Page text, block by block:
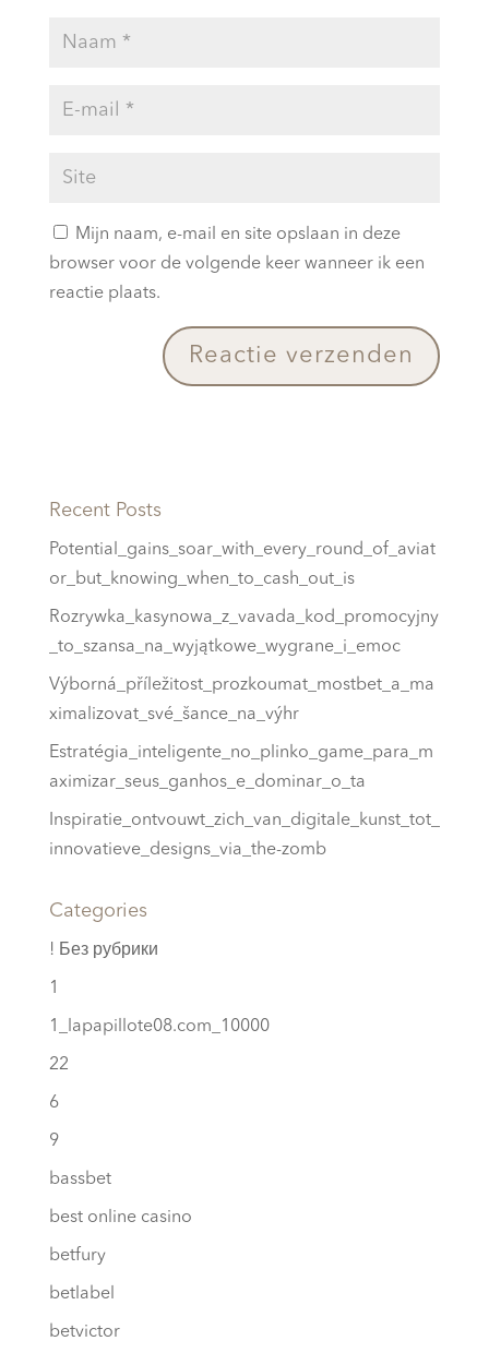
Mijn naam, e-mail en site opslaan in deze
browser voor de volgende keer wanneer ik een
reactie plaats.
Recent Posts
Potential_gains_soar_with_every_round_of_aviat
or_but_knowing_when_to_cash_out_is
Rozrywka_kasynowa_z_vavada_kod_promocyjny
_to_szansa_na_wyjątkowe_wygrane_i_emoc
Výborná_příležitost_prozkoumat_mostbet_a_ma
ximalizovat_své_šance_na_výhr
Estratégia_inteligente_no_plinko_game_para_m
aximizar_seus_ganhos_e_dominar_o_ta
Inspiratie_ontvouwt_zich_van_digitale_kunst_tot_
innovatieve_designs_via_the-zomb
Categories
! Без рубрики
1
1_lapapillote08.com_10000
22
6
9
bassbet
best online casino
betfury
betlabel
betvictor